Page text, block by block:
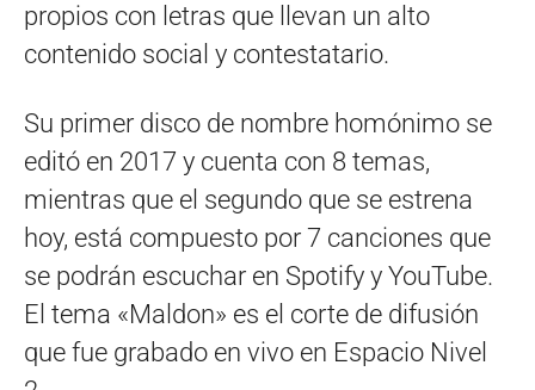
propios con letras que llevan un alto
contenido social y contestatario.
Su primer disco de nombre homónimo se
editó en 2017 y cuenta con 8 temas,
mientras que el segundo que se estrena
hoy, está compuesto por 7 canciones que
se podrán escuchar en Spotify y YouTube.
El tema «Maldon» es el corte de difusión
que fue grabado en vivo en Espacio Nivel